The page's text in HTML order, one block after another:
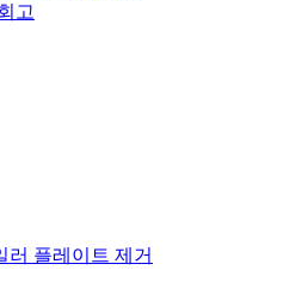
고
러 플레이트 제거